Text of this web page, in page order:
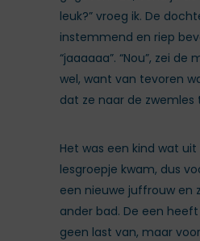
leuk?” vroeg ik. De
instemmend en riep
“jaaaaaa”. “Nou”, zei de
wel, want van tevoren
dat ze naar de zwemles
Het was een kind wat
lesgroepje kwam, dus
een nieuwe juffrouw en
ander bad. De een
geen last van, maar